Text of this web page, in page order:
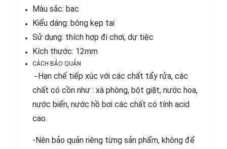
Màu sắc: bạc
Kiểu dáng: bông kẹp tai
Sử dụng: thích hợp đi chơi, dự tiệc
Kích thước: 12mm
CÁCH BẢO QUẢN
–Hạn chế tiếp xúc với các chất tẩy rửa, các
chất có cồn như : xà phòng, bột giặt, nước hoa,
nước biển, nước hồ bơi các chất có tính acid
cao.
-Nên bảo quản riêng từng sản phẩm, không để